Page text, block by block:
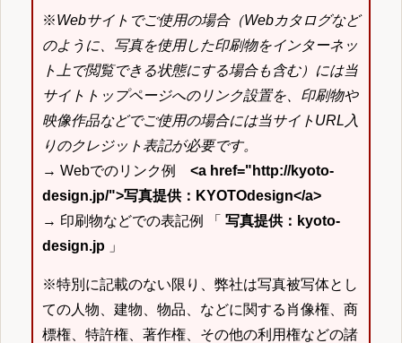
※Webサイトでご使用の場合（Webカタログなど
のように、写真を使用した印刷物をインターネッ
ト上で閲覧できる状態にする場合も含む）には当
サイトトップページへのリンク設置を、印刷物や
映像作品などでご使用の場合には当サイトURL入
りのクレジット表記が必要です。
→ Webでのリンク例 <a href="http://kyoto-
design.jp/">写真提供：KYOTOdesign</a>
→ 印刷物などでの表記例 「 写真提供：kyoto-
design.jp 」
※特別に記載のない限り、弊社は写真被写体とし
ての人物、建物、物品、などに関する肖像権、商
標権、特許権、著作権、その他の利用権などの諸